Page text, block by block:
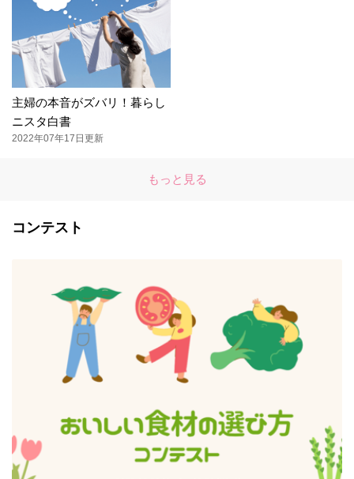
主婦の本音がズバリ！暮らし
ニスタ白書
2022年07年17日更新
もっと見る
コンテスト